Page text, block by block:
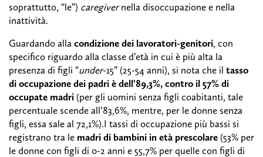
soprattutto, “le”) caregivernella disoccupazione e nella
inattività.
Guardando alla condizione dei lavoratori-genitori, con
specifico riguardo alla classe d’età in cui è più alta la
presenza di figli “under-15” (25-54 anni), si nota che il tasso
di occupazione dei padri è dell’89,3%, contro il 57% di
occupate madri (per gli uomini senza figli coabitanti, tale
percentuale scende all’83,6%, mentre, per le donne senza
figli, essa sale al 72,1%).I tassi di occupazione più bassi si
registrano tra le madri di bambini in età prescolare (53% per
le donne con figli di 0-2 anni e 55,7% per quelle con figli di